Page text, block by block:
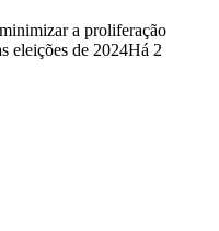
a proliferação
eleições de 2024Há 2